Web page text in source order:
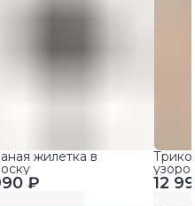
₽
жилетка в
12